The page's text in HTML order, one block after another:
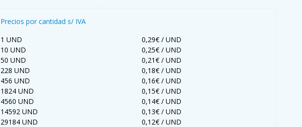
Precios por cantidad s/ IVA
1 UND
0,29€ / UND
10 UND
0,25€ / UND
50 UND
0,21€ / UND
228 UND
0,18€ / UND
456 UND
0,16€ / UND
1824 UND
0,15€ / UND
4560 UND
0,14€ / UND
14592 UND
0,13€ / UND
29184 UND
0,12€ / UND